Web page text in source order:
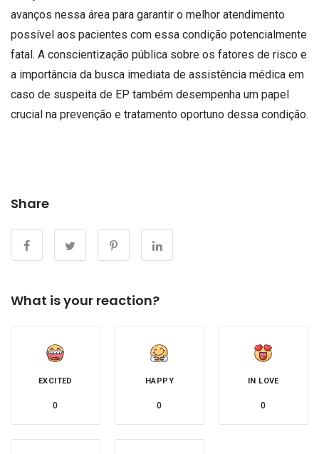
avanços nessa área para garantir o melhor atendimento
possível aos pacientes com essa condição potencialmente
fatal. A conscientização pública sobre os fatores de risco e
a importância da busca imediata de assistência médica em
caso de suspeita de EP também desempenha um papel
crucial na prevenção e tratamento oportuno dessa condição.
Share
What is your reaction?
EXCITED
0
HAPPY
0
IN LOVE
0